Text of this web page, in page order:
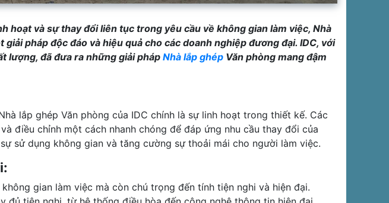
hoạt và sự thay đổi liên tục trong yêu cầu về không gian làm việc, Nhà
pháp độc đáo và hiệu quả cho các doanh nghiệp đương đại. IDC, với
lượng, đã đưa ra những giải pháp Nhà lắp ghép Văn phòng mang đậm
lắp ghép Văn phòng của IDC chính là sự linh hoạt trong thiết kế. Các
điều chỉnh một cách nhanh chóng để đáp ứng nhu cầu thay đổi của
sử dụng không gian và tăng cường sự thoải mái cho người làm việc.
gian làm việc mà còn chú trọng đến tính tiện nghi và hiện đại.